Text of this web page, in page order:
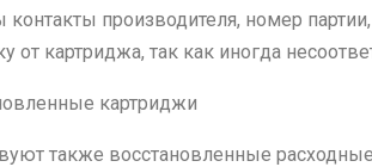
контакты производителя, номер
от картриджа, так как иногда
картриджи
также восстановленные